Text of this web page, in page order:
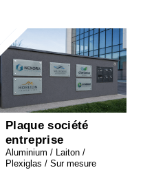
Plaque société
entreprise
Aluminium / Laiton /
Plexiglas / Sur mesure